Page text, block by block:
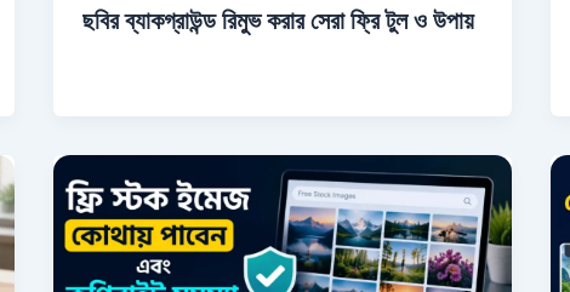
ছবির ব্যাকগ্রাউন্ড রিমুভ করার সেরা ফ্রি টুল ও উপায়